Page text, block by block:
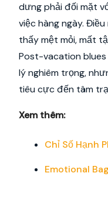
dưng phải đối mặt
việc hàng ngày.
thấy mệt mỏi, mất
Post-vacation blues
lý nghiêm trọng,
tiêu cực đến tâm
Xem thêm:
Chỉ Số Hạnh
Emotional